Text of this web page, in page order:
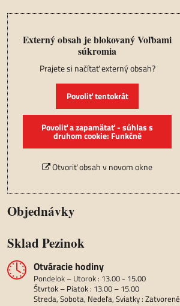
Externý obsah je blokovaný Voľbami
súkromia
Prajete si načítať externý obsah?
Povoliť tentokrát
Povoliť a zapamätať - súhlas s
druhom cookie: Funkčné
Otvoriť obsah v novom okne
Objednávky
Sklad Pezinok
Otváracie hodiny
Pondelok – Utorok : 13.00 - 15.00
Štvrtok – Piatok : 13.00 – 15.00
Streda, Sobota, Nedeľa, Sviatky : Zatvorené